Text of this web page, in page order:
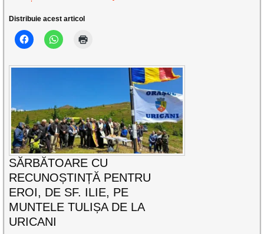
Distribuie acest articol
SĂRBĂTOARE CU
RECUNOȘTINȚĂ PENTRU
EROI, DE SF. ILIE, PE
MUNTELE TULIȘA DE LA
URICANI